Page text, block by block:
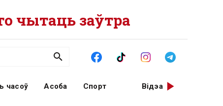
чытаць заўтра
часоў Асоба Спорт Відэа